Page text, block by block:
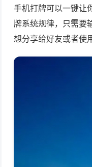
手机打牌可以一键让
牌系统规律，只需要
想分享给好友或者使